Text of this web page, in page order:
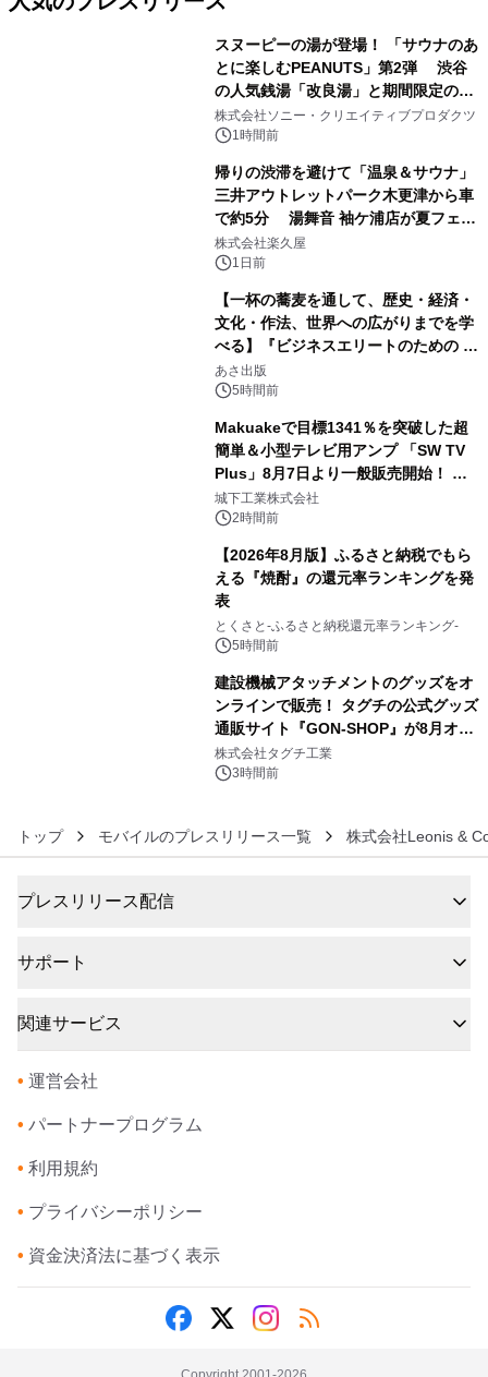
スヌーピーの湯が登場！ 「サウナのあ
とに楽しむPEANUTS」第2弾 渋谷
の人気銭湯「改良湯」と期間限定のコ
ラボレーション サウナイキタイコラ
ボグッズも発売決定！
株式会社ソニー・クリエイティブプロダクツ
1時間前
帰りの渋滞を避けて「温泉＆サウナ」
三井アウトレットパーク木更津から車
で約5分 湯舞音 袖ケ浦店が夏フェア
メニューを提供
株式会社楽久屋
1日前
【一杯の蕎麦を通して、歴史・経済・
文化・作法、世界への広がりまでを学
べる】『ビジネスエリートのための 教
養としての蕎麦』2026年8月25日
（火）発売
あさ出版
5時間前
Makuakeで目標1341％を突破した超
簡単＆小型テレビ用アンプ 「SW TV
Plus」8月7日より一般販売開始！ ケ
ーブル1本つなぐだけ、テレビの音が
ぐっと豊かに
城下工業株式会社
2時間前
【2026年8月版】ふるさと納税でもら
える『焼酎』の還元率ランキングを発
表
とくさと-ふるさと納税還元率ランキング-
5時間前
建設機械アタッチメントのグッズをオ
ンラインで販売！ タグチの公式グッズ
通販サイト『GON-SHOP』が8月オー
プン
株式会社タグチ工業
3時間前
トップ モバイルのプレスリリース一覧 株式会社Leonis &
プレスリリース配信
サポート
関連サービス
• 運営会社
• パートナープログラム
• 利用規約
• プライバシーポリシー
• 資金決済法に基づく表示